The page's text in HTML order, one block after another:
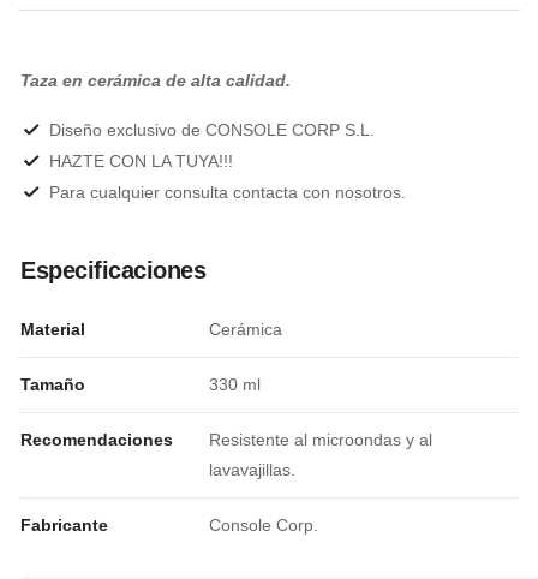
Taza en cerámica de alta calidad.
Diseño exclusivo de CONSOLE CORP S.L.
HAZTE CON LA TUYA!!!
Para cualquier consulta contacta con nosotros.
Especificaciones
Material Cerámica
Tamaño 330 ml
Recomendaciones
Resistente al microondas y al
lavavajillas.
Fabricante Console Corp.